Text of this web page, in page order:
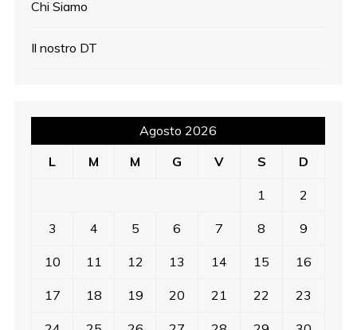
Chi Siamo
Il nostro DT
Agosto 2026
L
M M G V S D
1 2
3 4 5 6 7 8 9
10 11 12 13 14 15 16
17 18 19 20 21 22 23